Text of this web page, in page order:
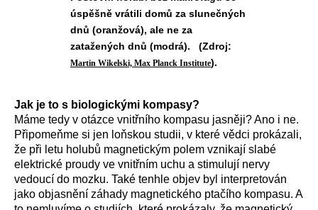
úspěšně vrátili domů za slunečných
dnů (oranžová), ale ne za
zatažených dnů (modrá). (Zdroj:
Martin Wikelski, Max Planck Institute).
Jak je to s biologickými kompasy?
Máme tedy v otázce vnitřního kompasu jasněji? Ano i ne.
Připomeňme si jen loňskou studii, v které vědci prokázali,
že při letu holubů magnetickým polem vznikají slabé
elektrické proudy ve vnitřním uchu a stimulují nervy
vedoucí do mozku. Také tenhle objev byl interpretován
jako objasnění záhady magnetického ptačího kompasu. A